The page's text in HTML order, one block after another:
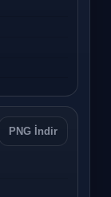
PNG İndir